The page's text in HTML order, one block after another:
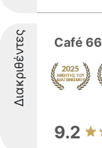
Διακριθέντες Café 66
9.2